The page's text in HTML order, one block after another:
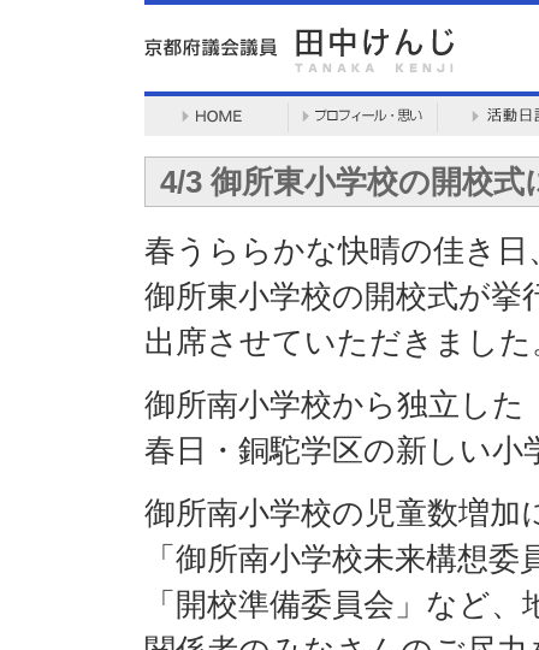
4/3 御所東小学校の開校
春うららかな快晴の佳き日
御所東小学校の開校式が挙
出席させていただきました
御所南小学校から独立した
春日・銅駝学区の新しい小
御所南小学校の児童数増加
「御所南小学校未来構想委
「開校準備委員会」など